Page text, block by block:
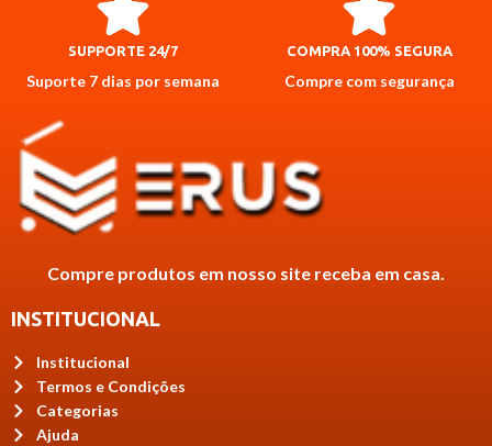
SUPPORTE 24/7
Suporte 7 dias por semana
COMPRA 100% SEGURA
Compre com segurança
Compre produtos em nosso site receba em casa.
INSTITUCIONAL
Institucional
Termos e Condições
Categorias
Ajuda